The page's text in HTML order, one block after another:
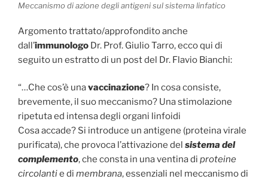
Meccanismo di azione degli antigeni sul sistema linfatico
Argomento trattato/approfondito anche
dall’immunologo Dr. Prof. Giulio Tarro, ecco qui di
seguito un estratto di un post del Dr. Flavio Bianchi:
“…Che cos’è unavaccinazione? In cosa consiste,
brevemente, il suo meccanismo? Una stimolazione
ripetuta ed intensa degli organi linfoidi
Cosa accade? Si introduce un antigene (proteina virale
purificata), che provoca l’attivazione del sistema del
complemento, che consta in una ventina di proteine
circolantie di membrana, essenziali nel meccanismo di